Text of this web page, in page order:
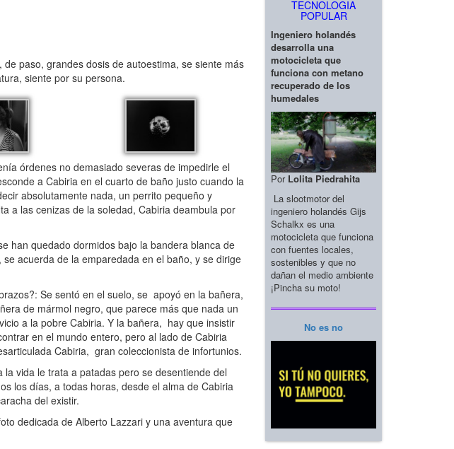
paso, grandes dosis de autoestima, se siente más
siente por su persona.
órdenes no demasiado severas de impedirle el
a Cabiria en el cuarto de baño justo cuando la
absolutamente nada, un perrito pequeño y
a las cenizas de la soledad, Cabiria deambula por
han quedado dormidos bajo la bandera blanca de
acuerda de la emparedada en el baño, y se dirige
Se sentó en el suelo, se apoyó en la bañera,
de mármol negro, que parece más que nada un
a la pobre Cabiria. Y la bañera, hay que insistir
en el mundo entero, pero al lado de Cabiria
Cabiria, gran coleccionista de infortunios.
vida le trata a patadas pero se desentiende del
los días, a todas horas, desde el alma de Cabiria
del existir.
dedicada de Alberto Lazzari y una aventura que
TECNOLOGIA
POPULAR
Ingeniero holandés
desarrolla una
motocicleta que
funciona con metano
recuperado de los
humedales
Por Lolita Piedrahita
La slootmotor del
ingeniero holandés Gijs
Schalkx es una
motocicleta que funciona
con fuentes locales,
sostenibles y que no
dañan el medio ambiente
¡Pincha su moto!
No es no